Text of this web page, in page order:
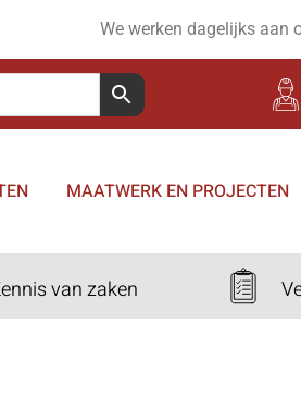
We werken dagelijks aan
MAATWERK EN PROJECTEN
van zaken